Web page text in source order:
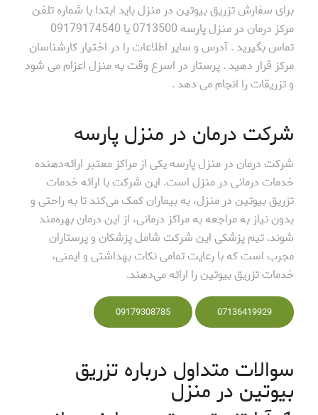
برای سفارش تزریق بیوتین در منزل باید ابتدا با شماره تلفن
مرکز درمان در منزل پارسه 0713500 یا 09179174540
تماس بگیرید . آدرس و سایر اطلاعات را در اختیار کارشناسان
مرکز قرار دهید . پرستار در اسرع وقت به منزل اعزام می شود
و تزریقات را انجام می دهد .
شرکت درمان در منزل پارسه
شرکت درمان در منزل پارسه یکی از مراکز معتبر ارائه‌دهنده
خدمات درمانی در منزل است. این شرکت با ارائه خدمات
تزریق بیوتین در منزل، به بیماران کمک می‌کند تا به راحتی و
بدون نیاز به مراجعه به مراکز درمانی، از این درمان بهره‌مند
شوند. تیم پزشکی این شرکت شامل پزشکان و پرستاران
مجرب است که با رعایت تمامی نکات بهداشتی و ایمنی،
خدمات تزریق بیوتین را ارائه می‌دهند.
07136419929
09179308785
سوالات متداول درباره تزریق
بیوتین در منزل